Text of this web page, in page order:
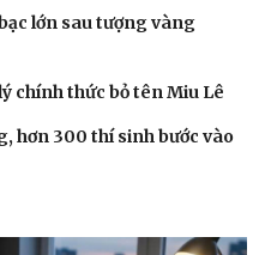
lớn sau tượng vàng
chính thức bỏ tên Miu Lê
hơn 300 thí sinh bước vào